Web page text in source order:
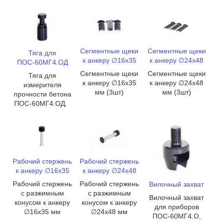
Тяга для
ПОС-60МГ4.ОД
Тяга для
измерителя
прочности бетона
ПОС-60МГ4.ОД.
Сегментные щеки
к анкеру ∅16х35
Сегментные щеки
к анкеру ∅16х35
мм (3шт)
Сегментные щеки
к анкеру ∅24х48
Сегментные щеки
к анкеру ∅24х48
мм (3шт)
Рабочий стержень
к анкеру ∅16х35
Рабочий стержень
с разжимным
конусом к анкеру
∅16х35 мм
Рабочий стержень
к анкеру ∅24х48
Рабочий стержень
с разжимным
конусом к анкеру
∅24х48 мм
Вилочный захват
Вилочный захват
для приборов
ПОС-60МГ4.О,